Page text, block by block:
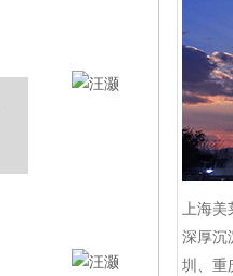
上海
深厚沉
圳、重